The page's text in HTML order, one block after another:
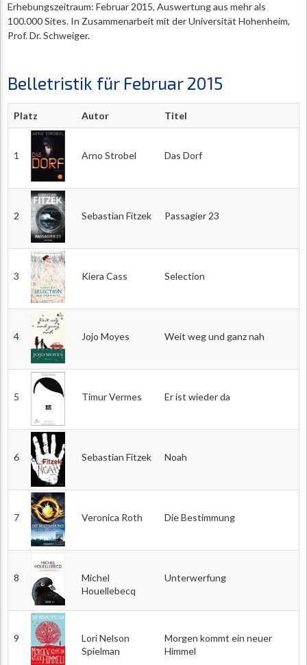
Erhebungszeitraum: Februar 2015, Auswertung aus mehr als
100.000 Sites. In Zusammenarbeit mit der Universität Hohenheim,
Prof. Dr. Schweiger.
Belletristik für Februar 2015
Platz Autor Titel
1 Arno Strobel Das Dorf
2 Sebastian Fitzek Passagier 23
3 Kiera Cass Selection
4 Jojo Moyes Weit weg und ganz nah
5 Timur Vermes Er ist wieder da
6 Sebastian Fitzek Noah
7 Veronica Roth Die Bestimmung
8
Michel
Houellebecq
Unterwerfung
9
Lori Nelson
Spielman
Morgen kommt ein neuer
Himmel